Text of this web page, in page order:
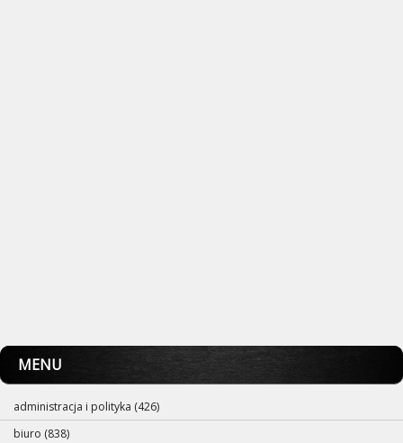
MENU
administracja i polityka (426)
biuro (838)